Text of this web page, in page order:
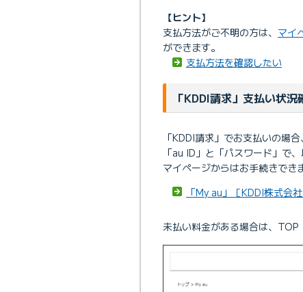
【ヒント】
支払方法がご不明の方は、 マイ
ができます。
支払方法を確認したい
「KDDI請求」支払い状況
「KDDI請求」でお支払いの場
「au ID」と「パスワード」で
マイページからはお手続きでき
「My au」［KDDI株式会社
未払い料金がある場合は、TOP